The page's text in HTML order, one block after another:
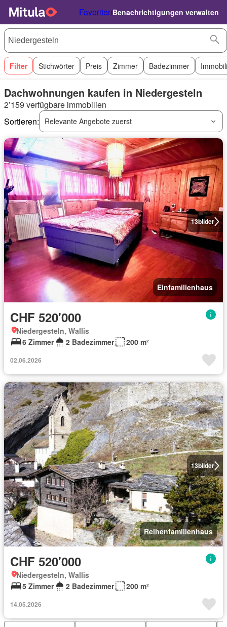
FavoritenBenachrichtigungen verwalten
Filter Stichwörter Preis Zimmer Badezimmer
Dachwohnungen kaufen in Niedergesteln
2’159 verfügbare immobilien
Sortieren:
Relevante Angebote zuerst
13bilder
Einfamilienhaus
CHF 520'000
Niedergesteln, Wallis
6 Zimmer
2 Badezimmer 200 m²
02.06.2026
13bilder
Reihenfamilienhaus
CHF 520'000
Niedergesteln, Wallis
5 Zimmer
2 Badezimmer 200 m²
14.05.2026